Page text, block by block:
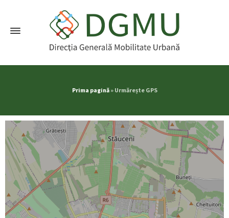
Prima pagină» Urmărește GPS